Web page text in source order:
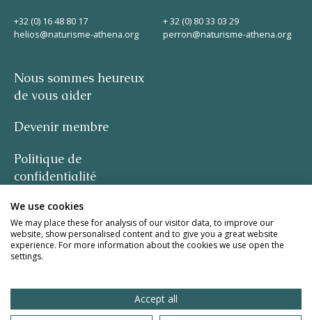
+32 (0) 16 48 80 17
helios@naturisme-athena.org
+ 32 (0) 80 33 03 29
perron@naturisme-athena.org
Nous sommes heureux
de vous aider
Devenir membre
Politique de
confidentialité
-
citation de Rosie Haine
We use cookies
We may place these for analysis of our visitor data, to improve our
website, show personalised content and to give you a great website
experience. For more information about the cookies we use open the
settings.
Accept all